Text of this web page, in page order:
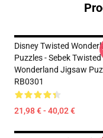
Disney Twisted
Puzzles - Sebek Twisted
Wonderland Jigsaw
RB0301
21,98 € - 40,02 €